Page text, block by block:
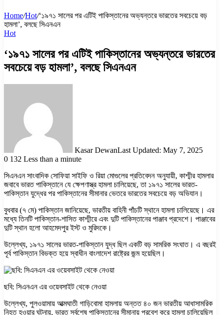
Home/Hot/‘১৯৭১ সালের পর এটিই পাকিস্তানের অভ্যন্তরে ভারতের সবচেয়ে বড়
হামলা’, বলছে সিএনএন
Hot
‘১৯৭১ সালের পর এটিই পাকিস্তানের অভ্যন্তরে ভারতের
সবচেয়ে বড় হামলা’, বলছে সিএনএন
Kasar DewanLast Updated: May 7, 2025
0 132 Less than a minute
সিএনএন সাংবাদিক সোফিয়া সাইফি ও রিয়া মোগুলের প্রতিবেদন অনুযায়ী, কাশ্মীর হামলার
জবাবে ভারত পাকিস্তানে যে ক্ষেপণাস্ত্র হামলা চালিয়েছে, তা ১৯৭১ সালের ভারত-
পাকিস্তান যুদ্ধের পর পাকিস্তানের সীমানার ভেতরে ভারতের সবচেয়ে বড় অভিযান।
বুধবার (৭ মে) পাকিস্তান জানিয়েছে, ভারতীয় বাহিনী পাঁচটি স্থানে হামলা চালিয়েছে। এর
মধ্যে তিনটি পাকিস্তান-শাসিত কাশ্মীরে এবং দুটি পাকিস্তানের পাঞ্জাব প্রদেশে। পাঞ্জাবের
দুটি স্থান হলো আহমেদপুর ইস্ট ও মুরিদকে।
উল্লেখ্য, ১৯৭১ সালের ভারত-পাকিস্তান যুদ্ধ ছিল একটি বড় সামরিক সংঘাত। এ বছরই
পূর্ব পাকিস্তান বিভক্ত হয়ে স্বাধীন বাংলাদেশ রাষ্ট্রের জন্ম হয়েছিল।
ছবি: সিএনএন এর ওয়েবসাইট থেকে নেওয়া
উল্লেখ্য, পুলওয়ামায় আত্মঘাতী গাড়িবোমা হামলায় অন্তত ৪০ জন ভারতীয় আধাসামরিক
নিহত হওয়ার ঘটনায়, ভারত সর্বশেষ পাকিস্তানের সীমানায় প্রবেশ করে হামলা চালিয়েছিল